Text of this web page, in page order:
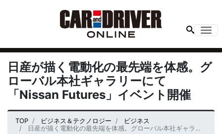
日産が描く電動化の最先端を体感。グ
ローバル本社ギャラリーにて
「Nissan Futures」イベント開催
TOP ビジネス＆テクノロジー
ビジネス
日産が描く電動化の最先端を体感。グローバル本社ギャラリーにて「Nissan Futures」イベント開催